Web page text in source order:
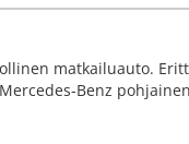
matkailuauto.
Benz